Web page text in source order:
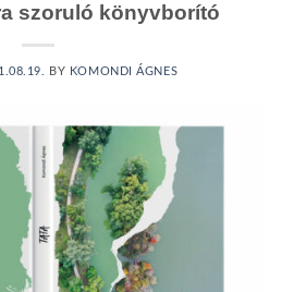
szoruló könyvborító
BY KOMONDI ÁGNES